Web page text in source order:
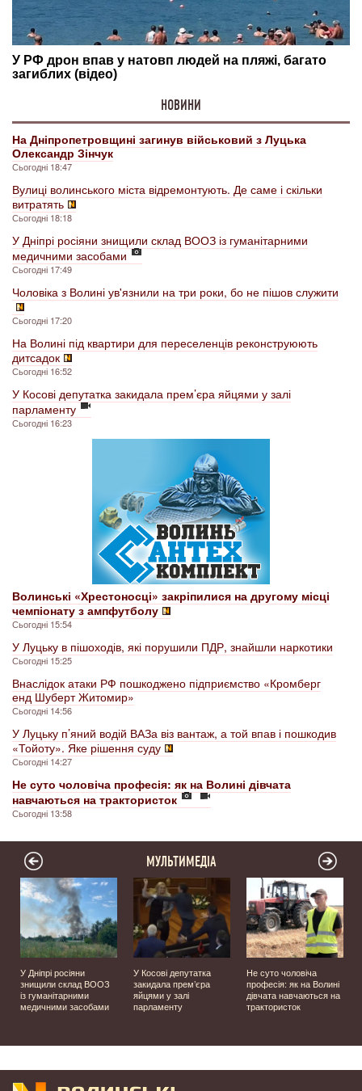
НОВИНИ
На Дніпропетровщині загинув військовий з Луцька
Олександр Зінчук
Сьогодні 18:47
Вулиці волинського міста відремонтують. Де саме і скільки
витратять
Сьогодні 18:18
У Дніпрі росіяни знищили склад ВООЗ із гуманітарними
медичними засобами
Сьогодні 17:49
Чоловіка з Волині ув'язнили на три роки, бо не пішов служити
Сьогодні 17:20
На Волині під квартири для переселенців реконструюють
дитсадок
Сьогодні 16:52
У Косові депутатка закидала прем’єра яйцями у залі
парламенту
Сьогодні 16:23
Волинські «Хрестоносці» закріпилися на другому місці
чемпіонату з ампфутболу
Сьогодні 15:54
У Луцьку в пішоходів, які порушили ПДР, знайшли наркотики
Сьогодні 15:25
Внаслідок атаки РФ пошкоджено підприємство «Кромберг
енд Шуберт Житомир»
Сьогодні 14:56
У Луцьку п’яний водій ВАЗа віз вантаж, а той впав і пошкодив
«Тойоту». Яке рішення суду
Сьогодні 14:27
Не суто чоловіча професія: як на Волині дівчата
навчаються на трактористок
Сьогодні 13:58
МУЛЬТИМЕДІА
У Дніпрі росіяни
знищили склад ВООЗ
із гуманітарними
медичними засобами
У Косові депутатка
закидала прем’єра
яйцями у залі
парламенту
Не суто чоловіча
професія: як на Волині
дівчата навчаються на
трактористок